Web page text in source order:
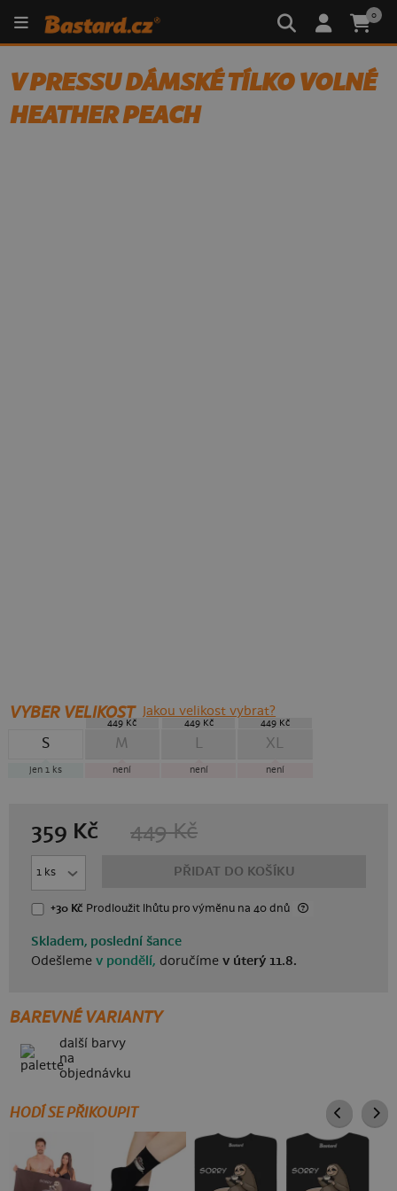
0
V PRESSU DÁMSKÉ TÍLKO VOLNÉ
HEATHER PEACH
VYBER VELIKOST Jakou velikost vybrat?
S
jen 1 ks
449 Kč
M
není
449 Kč
L
není
449 Kč
XL
není
359 Kč 449Kč
PŘIDAT DO KOŠÍKU
+30 Kč Prodloužit lhůtupro výměnu na 40 dnů
Skladem, poslední šance
Odešlemev pondělí, doručímev úterý 11.8.
BAREVNÉ VARIANTY
další barvy
na
objednávku
HODÍ SE PŘIKOUPIT